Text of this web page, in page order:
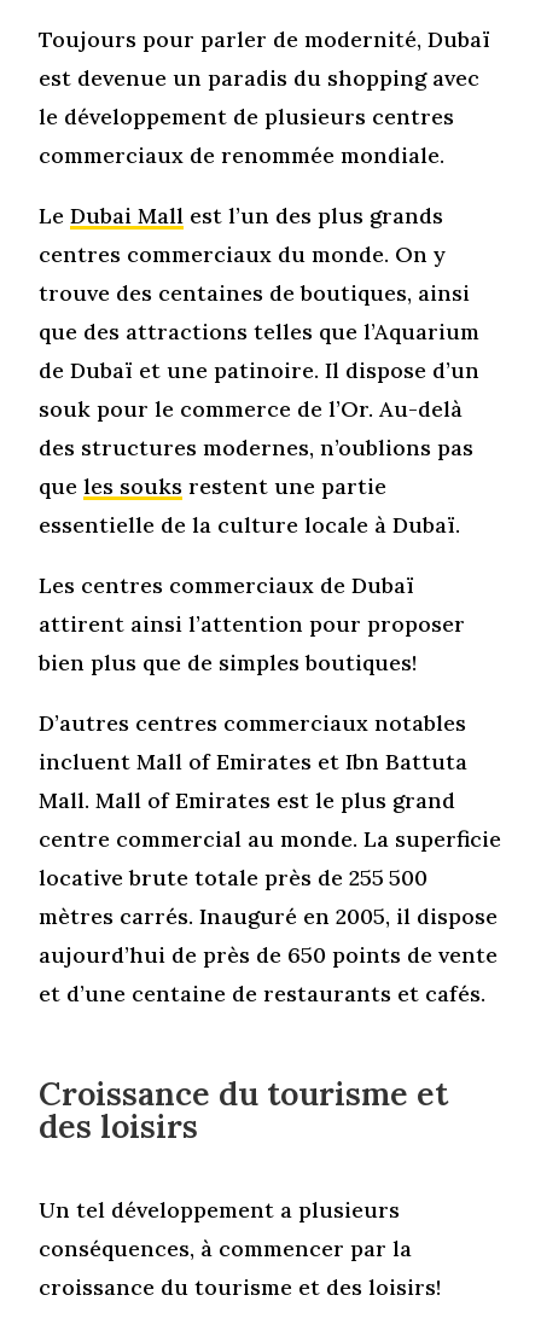
Toujours pour parler de modernité, Dubaï
est devenue un paradis du shopping avec
le développement de plusieurs centres
commerciaux de renommée mondiale.
LeDubai Mall est l’un des plus grands
centres commerciaux du monde. On y
trouve des centaines de boutiques, ainsi
que des attractions telles que l’Aquarium
de Dubaï et une patinoire. Il dispose d’un
souk pour le commerce de l’Or. Au-delà
des structures modernes, n’oublions pas
queles souks restent une partie
essentielle de la culture locale à Dubaï.
Les centres commerciaux de Dubaï
attirent ainsi l’attention pour proposer
bien plus que de simples boutiques!
D’autres centres commerciaux notables
incluent Mall of Emirates et Ibn Battuta
Mall. Mall of Emirates est le plus grand
centre commercial au monde. La superficie
locative brute totale près de 255 500
mètres carrés. Inauguré en 2005, il dispose
aujourd’hui de près de 650 points de vente
et d’une centaine de restaurants et cafés.
Croissance du tourisme et
des loisirs
Un tel développement a plusieurs
conséquences, à commencer par la
croissance du tourisme et des loisirs!